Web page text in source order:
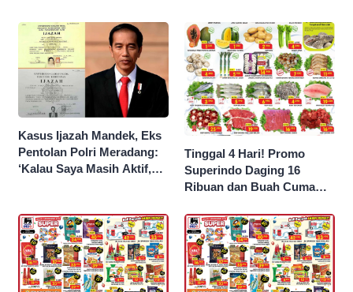
Kasus Ijazah Mandek, Eks
Pentolan Polri Meradang:
‘Kalau Saya Masih Aktif,
Tinggal 4 Hari! Promo
Superindo Daging 16
Ribuan dan Buah Cuma